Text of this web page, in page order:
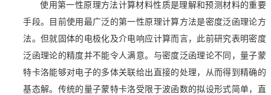
使用第一性原理方法计算材料性质是理解和预测材料的重要
手段。目前使用最广泛的第一性原理计算方法是密度泛函理论方
法。但就固体的电极化及介电响应计算而言，此前研究表明密度
泛函理论的精度并不能令人满意。与密度泛函理论不同，量子蒙
特卡洛能够对电子的多体关联给出直接的处理，从而得到精确的
基态解。传统的量子蒙特卡洛受限于波函数的拟设形式简单，直